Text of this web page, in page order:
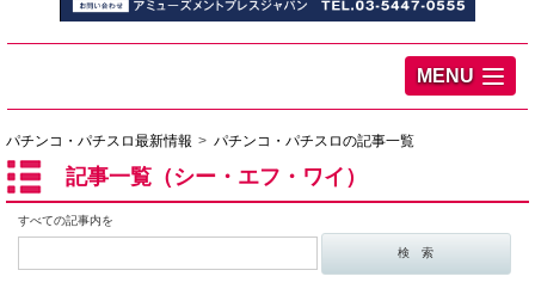
MENU
パチンコ・パチスロ最新情報 パチンコ・パチスロの記事一覧
記事一覧（シー・エフ・ワイ）
すべての記事内を